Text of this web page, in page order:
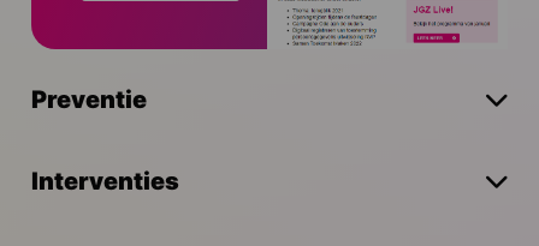
Preventie
Interventies